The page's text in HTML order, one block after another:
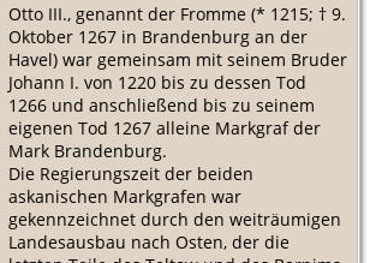
Otto III., genannt der Fromme (* 1215; † 9.
Oktober 1267 in Brandenburg an der
Havel) war gemeinsam mit seinem Bruder
Johann I. von 1220 bis zu dessen Tod
1266 und anschließend bis zu seinem
eigenen Tod 1267 alleine Markgraf der
Mark Brandenburg.
Die Regierungszeit der beiden
askanischen Markgrafen war
gekennzeichnet durch den weiträumigen
Landesausbau nach Osten, der die